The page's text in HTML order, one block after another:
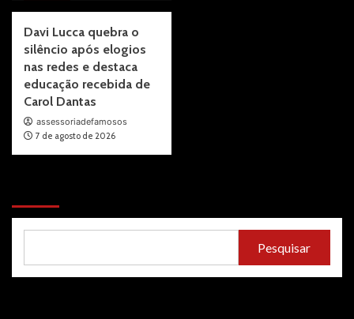
Davi Lucca quebra o
silêncio após elogios
nas redes e destaca
educação recebida de
Carol Dantas
assessoriadefamosos
7 de agosto de 2026
Pesquisar